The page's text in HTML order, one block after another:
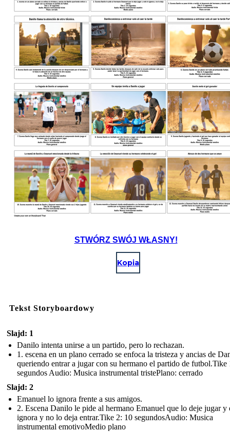
STWÓRZ SWÓJ WŁASNY!
Kopia
Tekst Storyboardowy
Slajd: 1
Danilo intenta unirse a un partido, pero lo rechazan.
1. escena en un plano cerrado se enfoca la tristeza y ancias de
queriendo entrar a jugar con su hermano el partido de futbol.Tike
segundos Audio: Musica instrumental tristePlano: cerrado
Slajd: 2
Emanuel lo ignora frente a sus amigos.
2. Escena Danilo le pide al hermano Emanuel que lo deje jugar y
ignora y no lo deja entrar.Tike 2: 10 segundosAudio: Musica
instrumental emotivoMedio plano